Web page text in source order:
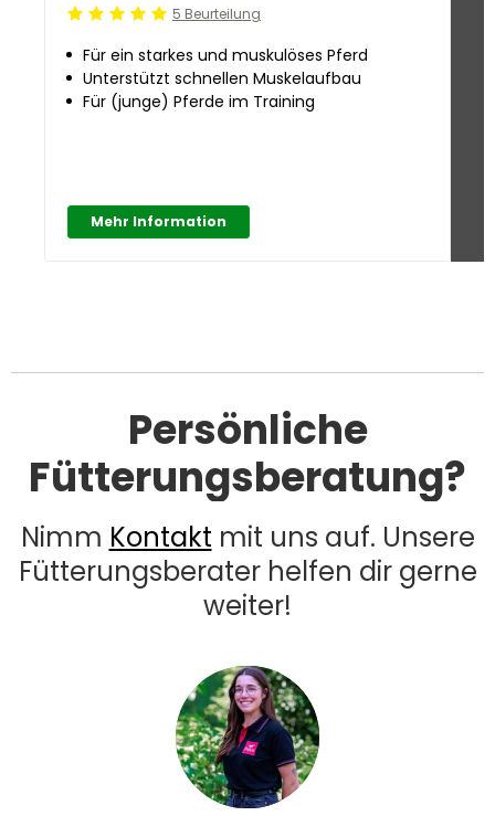
Beoordeling: 5/55 Beurteilung
Für ein starkes und muskulöses Pferd
Unterstützt schnellen Muskelaufbau
Für (junge) Pferde im Training
Mehr Information
Persönliche
Fütterungsberatung?
Nimm Kontakt mit uns auf. Unsere
Fütterungsberater helfen dir gerne
weiter!